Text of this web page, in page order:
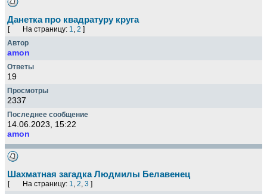
Данетка про квадратуру круга
[ На страницу: 1, 2 ]
amon
19
2337
14.06.2023, 15:22
amon
Шахматная загадка Людмилы Белавенец
[ На страницу: 1, 2, 3 ]